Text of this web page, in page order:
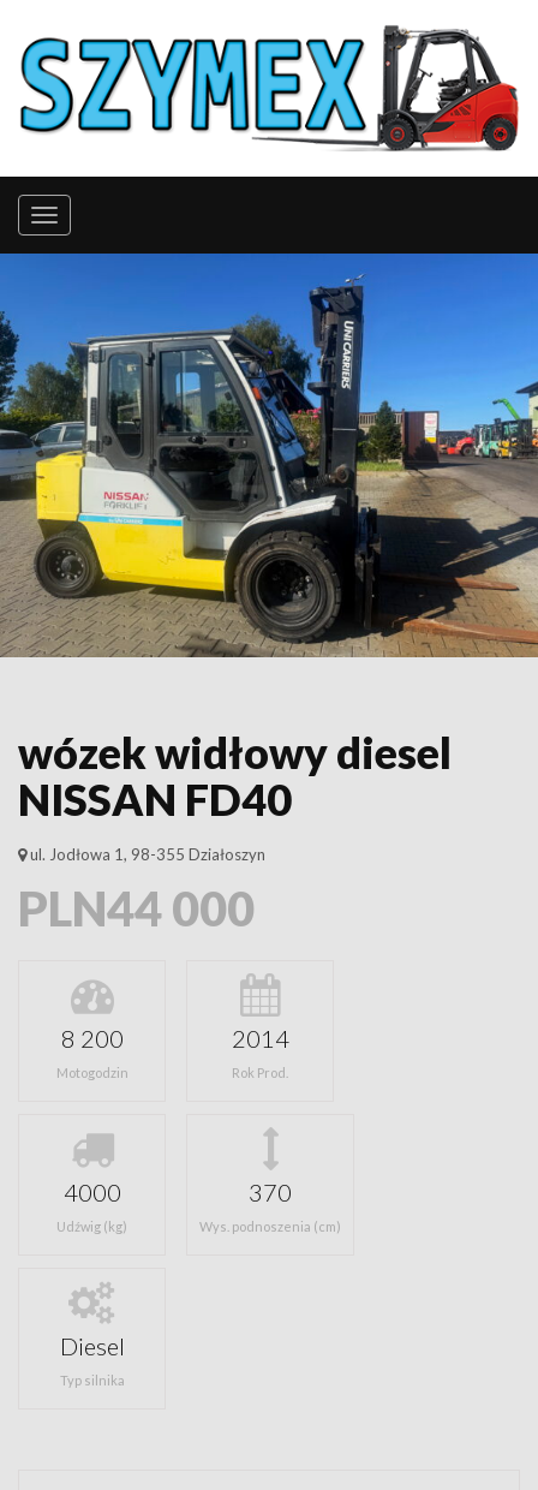
wózek widłowy diesel
NISSAN FD40
ul. Jodłowa 1, 98-355 Działoszyn
PLN44 000
8 200
Motogodzin
2014
Rok Prod.
4000
Udźwig (kg)
370
Wys. podnoszenia (cm)
Diesel
Typ silnika